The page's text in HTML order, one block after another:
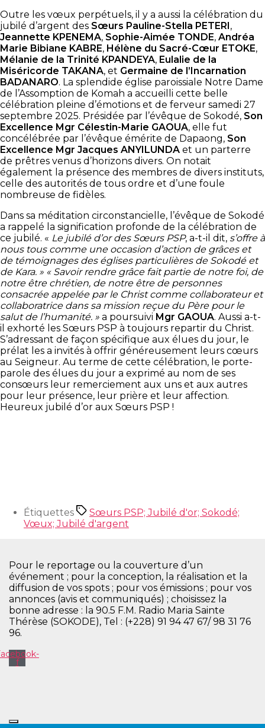
Outre les vœux perpétuels, il y a aussi la célébration du
jubilé d’argent des Sœurs Pauline-Stella PETERI,
Jeannette KPENEMA, Sophie-Aimée TONDE, Andréa
Marie Bibiane KABRE, Hélène du Sacré-Cœur ETOKE,
Mélanie de la Trinité KPANDEYA, Eulalie de la
Miséricorde TAKANA, et Germaine de l’Incarnation
BADANARO. La splendide église paroissiale Notre Dame
de l’Assomption de Komah a accueilli cette belle
célébration pleine d’émotions et de ferveur samedi 27
septembre 2025. Présidée par l’évêque de Sokodé, Son
Excellence Mgr Célestin-Marie GAOUA, elle fut
concélébrée par l’évêque émérite de Dapaong, Son
Excellence Mgr Jacques ANYILUNDA et un parterre
de prêtres venus d’horizons divers. On notait
également la présence des membres de divers instituts,
celle des autorités de tous ordre et d’une foule
nombreuse de fidèles.
Dans sa méditation circonstancielle, l’évêque de Sokodé
a rappelé la signification profonde de la célébration de
ce jubilé. « Le jubilé d’or des Sœurs PSP, a-t-il dit, s’offre à
nous tous comme une occasion d’action de grâces et
de témoignages des églises particulières de Sokodé et
de Kara. » « Savoir rendre grâce fait partie de notre foi, de
notre être chrétien, de notre être de personnes
consacrée appelée par le Christ comme collaborateur et
collaboratrice dans sa mission reçue du Père pour le
salut de l’humanité. » a poursuivi Mgr GAOUA. Aussi a-t-
il exhorté les Sœurs PSP à toujours repartir du Christ.
S’adressant de façon spécifique aux élues du jour, le
prélat les a invités à offrir généreusement leurs cœurs
au Seigneur. Au terme de cette célébration, le porte-
parole des élues du jour a exprimé au nom de ses
consœurs leur remerciement aux uns et aux autres
pour leur présence, leur prière et leur affection.
Heureux jubilé d’or aux Sœurs PSP !
Étiquettes
Sœurs PSP; Jubilé d'or; Sokodé;
Vœux; Jubilé d'argent
Pour le reportage ou la couverture d’un
événement ; pour la conception, la réalisation et la
diffusion de vos spots ; pour vos émissions ; pour vos
annonces (avis et communiqués) ; choisissez la
bonne adresse : la 90.5 F.M. Radio Maria Sainte
Thérèse (SOKODE), Tel : (+228) 91 94 47 67/ 98 31 76
96.
f